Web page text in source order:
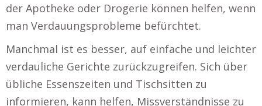
der Apotheke oder Drogerie können helfen, wenn
man Verdauungsprobleme befürchtet.
Manchmal ist es besser, auf einfache und leichter
verdauliche Gerichte zurückzugreifen. Sich über
übliche Essenszeiten und Tischsitten zu
informieren, kann helfen, Missverständnisse zu